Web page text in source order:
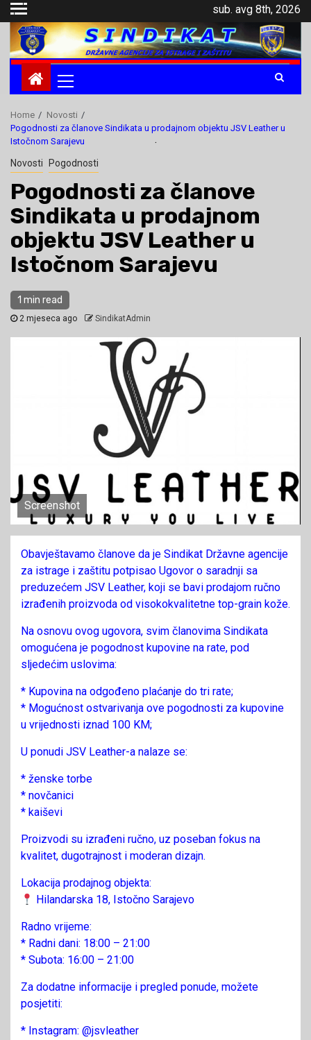
Skip
to
content
sub. avg 8th, 2026
.
Menu
Home
Novosti
Pogodnosti za članove Sindikata u prodajnom objektu JSV Leather u
Istočnom Sarajevu
Novosti Pogodnosti
Pogodnosti za članove
Sindikata u prodajnom
objektu JSV Leather u
Istočnom Sarajevu
1 min read
2 mjeseca ago SindikatAdmin
Screenshot
Obavještavamo članove da je Sindikat Državne agencije
za istrage i zaštitu potpisao Ugovor o saradnji sa
preduzećem JSV Leather, koji se bavi prodajom ručno
izrađenih proizvoda od visokokvalitetne top-grain kože.
Na osnovu ovog ugovora, svim članovima Sindikata
omogućena je pogodnost kupovine na rate, pod
sljedećim uslovima:
* Kupovina na odgođeno plaćanje do tri rate;
* Mogućnost ostvarivanja ove pogodnosti za kupovine
u vrijednosti iznad 100 KM;
U ponudi JSV Leather-a nalaze se:
* ženske torbe
* novčanici
* kaiševi
Proizvodi su izrađeni ručno, uz poseban fokus na
kvalitet, dugotrajnost i moderan dizajn.
Lokacija prodajnog objekta:
Hilandarska 18, Istočno Sarajevo
Radno vrijeme:
* Radni dani: 18:00 – 21:00
* Subota: 16:00 – 21:00
Za dodatne informacije i pregled ponude, možete
posjetiti:
* Instagram: @jsvleather